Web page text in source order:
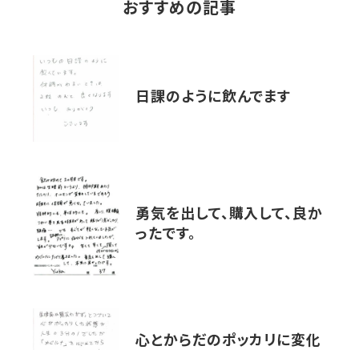
おすすめの記事
日課のように飲んでます
勇気を出して、購入して、良か
ったです。
心とからだのポッカリに変化